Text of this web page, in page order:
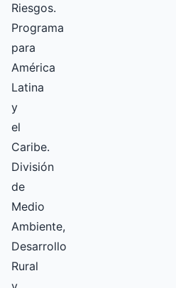
Riesgos.
Programa
para
América
Latina
y
el
Caribe.
División
de
Medio
Ambiente,
Desarrollo
Rural